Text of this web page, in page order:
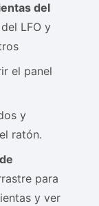
del
LFO y
el panel
y
ratón.
para
y ver